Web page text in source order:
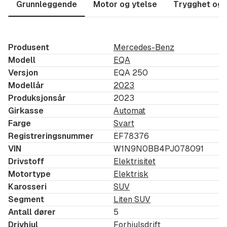
Apple CarPlay og Android Auto
Nattpakke
Elektriske seter med memory
Navigasjon
Ryggekamera
Parkeringssensorer foran og bak
Oppvarmede forseter
Klimaanlegg (THERMATIC)
Adaptiv Criuce Controll
Ny frontrute
Multifunksjonsratt i skinn oppvarmet
Aktiv filholderassistent
Aktiv bremseassistent
Regnsensor
Grunnleggende Motor og ytelse Trygghet og
Produsent
Mercedes-Benz
Modell
EQA
Versjon
EQA 250
Modellår
2023
Produksjonsår
2023
Girkasse
Automat
Farge
Svart
Registreringsnummer
EF78376
VIN
W1N9N0BB4PJ078091
Drivstoff
Elektrisitet
Motortype
Elektrisk
Karosseri
SUV
Segment
Liten SUV
Antall dører
5
Drivhjul
Forhjulsdrift